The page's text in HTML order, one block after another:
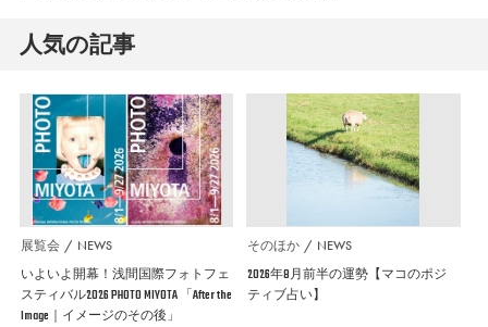
人気の記事
展覧会 NEWS
いよいよ開幕！浅間国際フォトフェ
スティバル2026 PHOTO MIYOTA 「After the
Image｜イメージのその後」
そのほか NEWS
2026年8月前半の運勢【マコのポジ
ティブ占い】